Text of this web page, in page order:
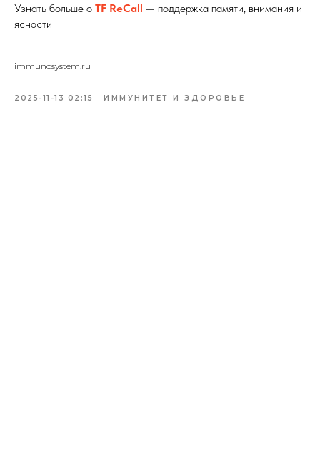
Узнать больше о TF ReCall — поддержка памяти, внимания и
ясности
immunosystem.ru
2025-11-13 02:15 ИММУНИТЕТ И ЗДОРОВЬЕ